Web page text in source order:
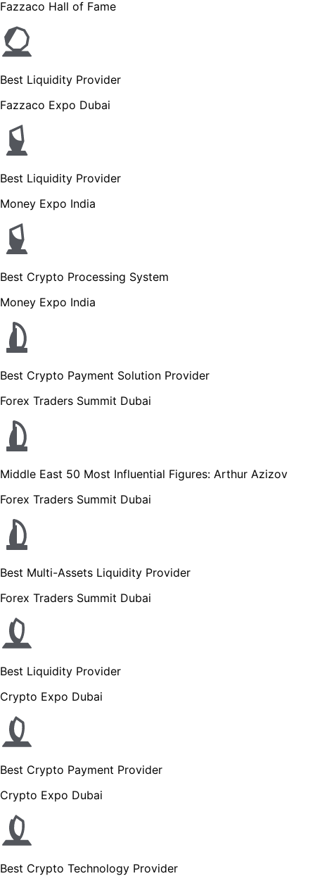
Fazzaco Hall of Fame
Best Liquidity Provider
Fazzaco Expo Dubai
Best Liquidity Provider
Money Expo India
Best Crypto Processing System
Money Expo India
Best Crypto Payment Solution Provider
Forex Traders Summit Dubai
Middle East 50 Most Influential Figures: Arthur Azizov
Forex Traders Summit Dubai
Best Multi-Assets Liquidity Provider
Forex Traders Summit Dubai
Best Liquidity Provider
Crypto Expo Dubai
Best Crypto Payment Provider
Crypto Expo Dubai
Best Crypto Technology Provider